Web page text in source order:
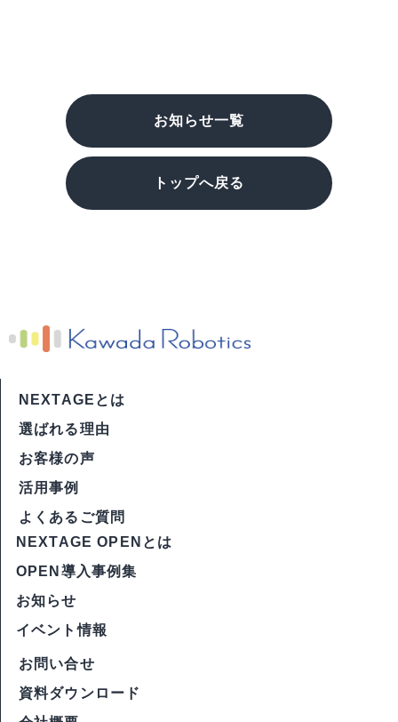
お知らせ一覧
トップへ戻る
NEXTAGEとは
選ばれる理由
お客様の声
活用事例
よくあるご質問
NEXTAGE OPENとは
OPEN導入事例集
お知らせ
イベント情報
お問い合せ
資料ダウンロード